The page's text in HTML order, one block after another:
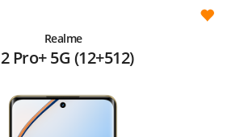
Realme
Pro+ 5G (12+512)